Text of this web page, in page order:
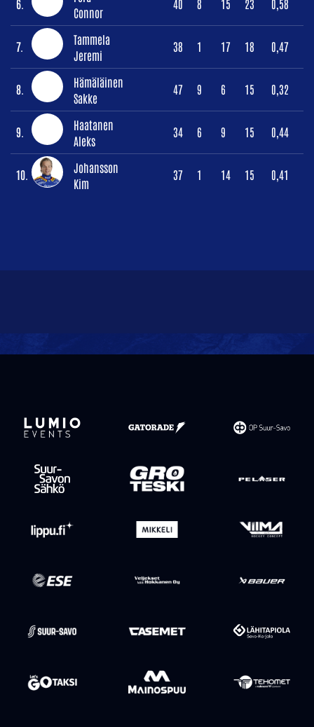
6.
Connor
40 8 15 23 0,58
7.
Tammela
Jeremi
38 1 17 18 0,47
8.
Hämäläinen
Sakke
47 9 6 15 0,32
9.
Haatanen
Aleks
34 6 9 15 0,44
10.
Johansson
Kim
37 1 14 15 0,41